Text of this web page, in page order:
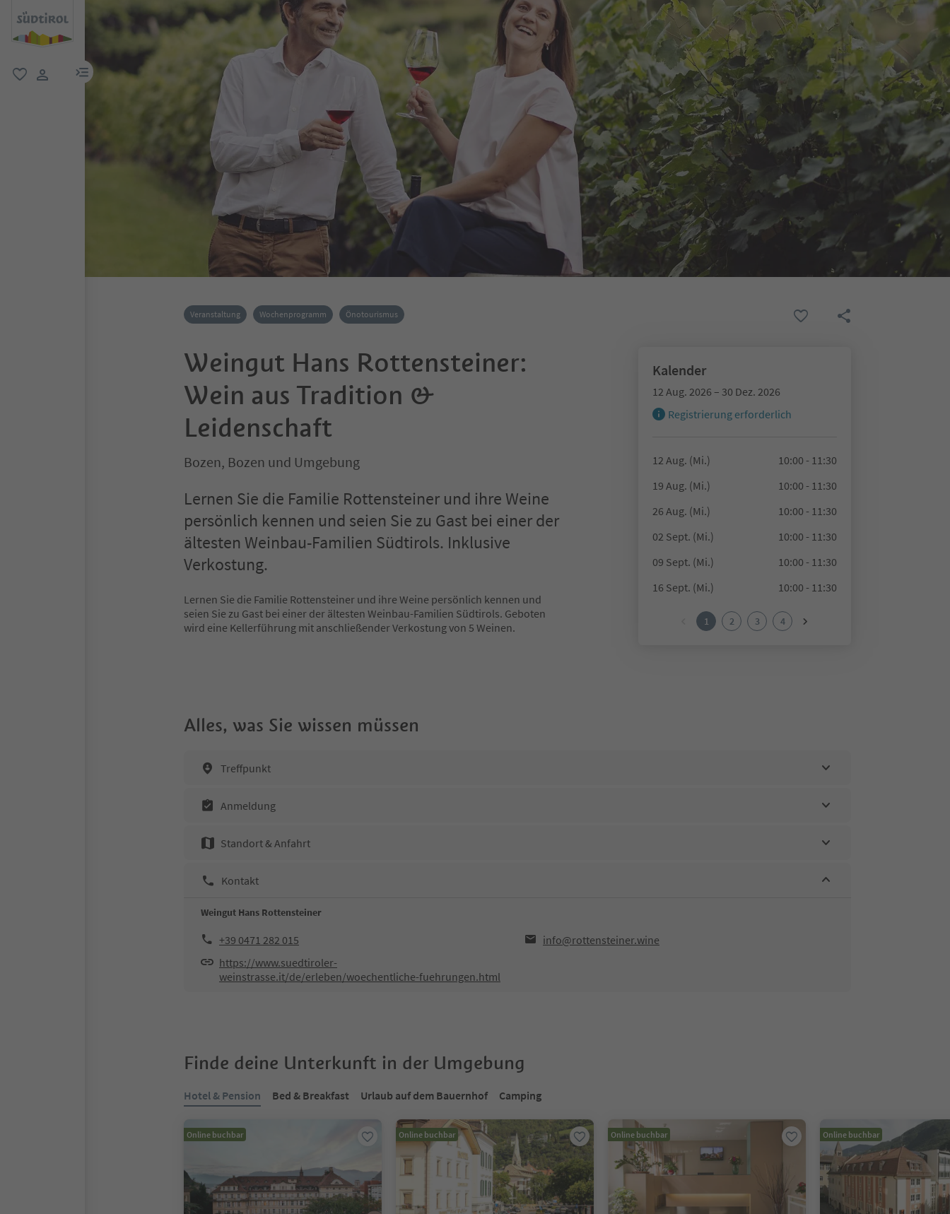
menu link
Veranstaltung Wochenprogramm Önotourismus
Weingut Hans Rottensteiner:
Wein aus Tradition &
Leidenschaft
Bozen, Bozen und Umgebung
Lernen Sie die Familie Rottensteiner und ihre Weine
persönlich kennen und seien Sie zu Gast bei einer der
ältesten Weinbau-Familien Südtirols. Inklusive
Verkostung.
Lernen Sie die Familie Rottensteiner und ihre Weine persönlich kennen und
seien Sie zu Gast bei einer der ältesten Weinbau-Familien Südtirols. Geboten
wird eine Kellerführung mit anschließender Verkostung von 5 Weinen.
Kalender
12 Aug. 2026 – 30 Dez. 2026
Registrierung erforderlich
12 Aug. (Mi.)
10:00 - 11:30
19 Aug. (Mi.)
10:00 - 11:30
26 Aug. (Mi.)
10:00 - 11:30
02 Sept. (Mi.)
10:00 - 11:30
09 Sept. (Mi.)
10:00 - 11:30
16 Sept. (Mi.)
10:00 - 11:30
1 2 3 4
Alles, was Sie wissen müssen
Treffpunkt
Anmeldung
Standort & Anfahrt
Kontakt
Weingut Hans Rottensteiner
+39 0471 282 015
info@rottensteiner.wine
https://www.suedtiroler-
weinstrasse.it/de/erleben/woechentliche-fuehrungen.html
Finde deine Unterkunft in der Umgebung
Hotel & Pension Bed & Breakfast Urlaub auf dem Bauernhof Camping
Online buchbar Online buchbar Online buchbar Online buchbar